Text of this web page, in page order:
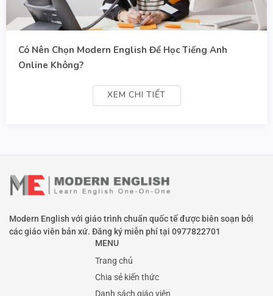
Có Nên Chọn Modern English Để Học Tiếng Anh
Online Không?
XEM CHI TIẾT
Modern English với giáo trình chuẩn quốc tế được biên soạn bởi
các giáo viên bản xứ. Đăng ký miễn phí tại 0977822701
MENU
Trang chủ
Chia sẻ kiến thức
Danh sách giáo viên